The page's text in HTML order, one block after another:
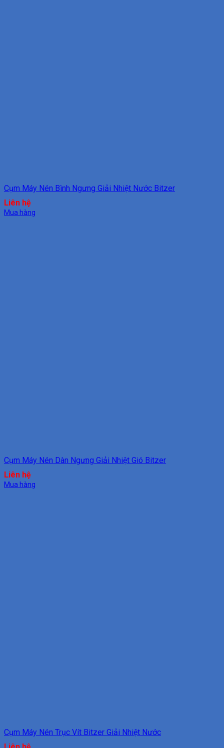
Cụm Máy Nén Bình Ngưng Giải Nhiệt Nước Bitzer
Liên hệ
Mua hàng
Cụm Máy Nén Dàn Ngưng Giải Nhiệt Gió Bitzer
Liên hệ
Mua hàng
Cụm Máy Nén Trục Vít Bitzer Giải Nhiệt Nước